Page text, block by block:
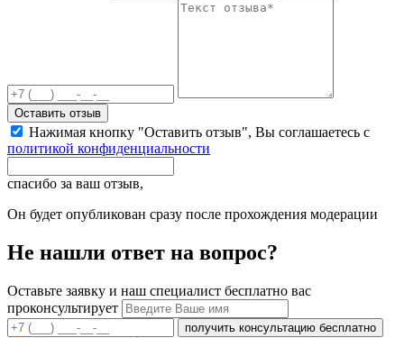
Оставить отзыв
Нажимая кнопку "Оставить отзыв", Вы соглашаетесь с
политикой конфиденциальности
спасибо за ваш отзыв,
Он будет опубликован сразу после прохождения модерации
Не нашли ответ на вопрос?
Оставьте заявку и наш специалист бесплатно вас
проконсультирует
получить консультацию бесплатно